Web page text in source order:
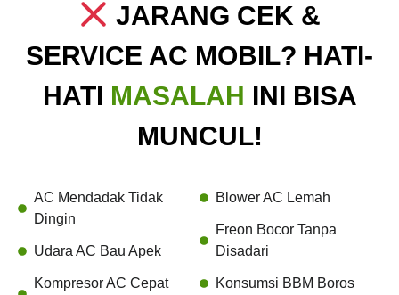
JARANG CEK &
SERVICE AC MOBIL? HATI-
HATI MASALAH INI BISA
MUNCUL!
AC Mendadak Tidak
Dingin
Udara AC Bau Apek
Kompresor AC Cepat
Blower AC Lemah
Freon Bocor Tanpa
Disadari
Konsumsi BBM Boros